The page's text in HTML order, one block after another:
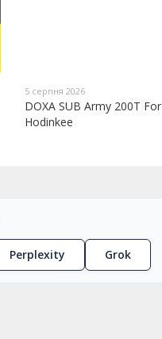
5 серпня 2026
DOXA SUB Army 200T For
Hodinkee
Perplexity Grok